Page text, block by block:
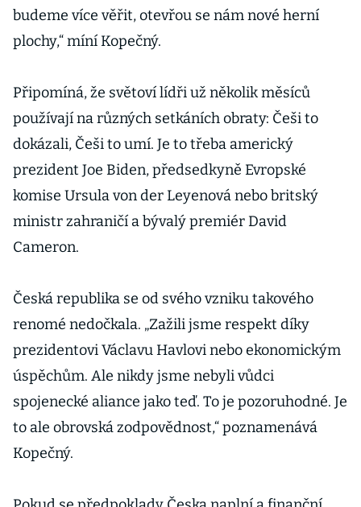
budeme více věřit, otevřou se nám nové herní
plochy,“ míní Kopečný.
Připomíná, že světoví lídři už několik měsíců
používají na různých setkáních obraty: Češi to
dokázali, Češi to umí. Je to třeba americký
prezident Joe Biden, předsedkyně Evropské
komise Ursula von der Leyenová nebo britský
ministr zahraničí a bývalý premiér David
Cameron.
Česká republika se od svého vzniku takového
renomé nedočkala. „Zažili jsme respekt díky
prezidentovi Václavu Havlovi nebo ekonomickým
úspěchům. Ale nikdy jsme nebyli vůdci
spojenecké aliance jako teď. To je pozoruhodné. Je
to ale obrovská zodpovědnost,“ poznamenává
Kopečný.